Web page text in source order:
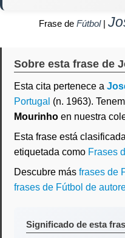
Frase de Fútbol|
Sobre esta frase de
Esta cita pertenece a
Portugal (n. 1963).
Mourinho en nuestra
Esta frase está
etiquetada como Frases
Descubre más frases de
frases de Fútbol de
Significado de esta